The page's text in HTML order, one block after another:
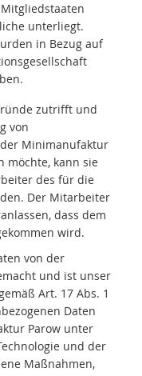
unterliegt.
in Bezug auf
zutrifft und
von
Minimanufaktur
möchte, kann sie
des für die
Der Mitarbeiter
dass dem
wird.
von der
und ist unser
Art. 17 Abs. 1
Daten
Parow unter
und der
Maßnahmen,